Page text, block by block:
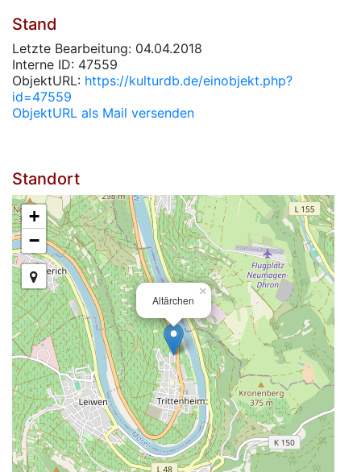
Stand
Letzte Bearbeitung: 04.04.2018
Interne ID: 47559
ObjektURL: https://kulturdb.de/einobjekt.php?
id=47559
ObjektURL als Mail versenden
Standort
Altärchen
×
+
−